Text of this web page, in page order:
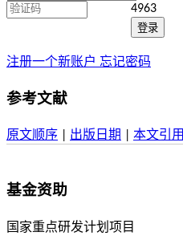
4963
注册一个新账户 忘记密码
参考文献
原文顺序 出版日期 本文引用
基金资助
国家重点研发计划项目